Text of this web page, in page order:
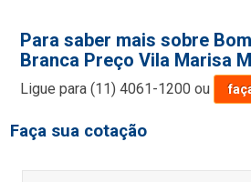
Para saber mais sobre
Branca Preço Vila Marisa
Ligue para(11) 4061-1200 ou
Faça sua cotação